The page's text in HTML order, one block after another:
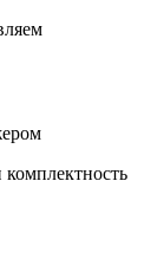
комплектность